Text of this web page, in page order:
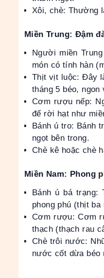
Xôi, chè: Thường
Miền Trung: Đậm
Người miền
món có tính hàn
Thịt vịt luộc: Đây
tháng 5 béo,
Cơm rượu nếp:
để rời hạt như
Bánh ú tro: Bánh
ngọt bên trong.
Chè kê hoặc chè
Miền Nam: Phong
Bánh ú bá trạng:
phong phú (thịt
Cơm rượu: Cơm
thạch (thạch rau
Chè trôi nước:
nước cốt dừa béo